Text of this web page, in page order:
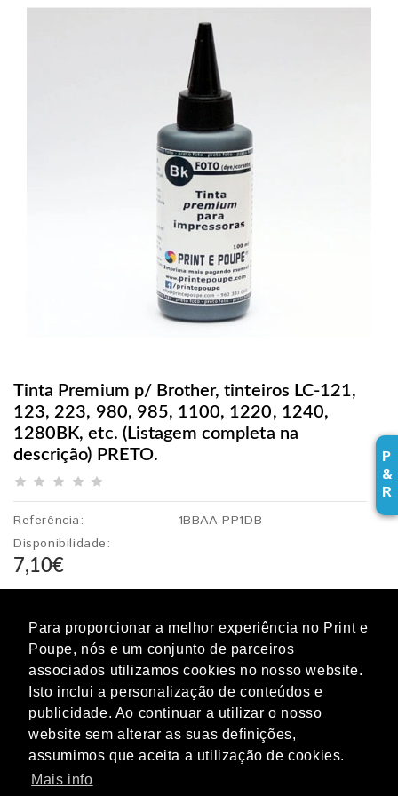
Para proporcionar a melhor experiência no Print e
Poupe, nós e um conjunto de parceiros
associados utilizamos cookies no nosso website.
Isto inclui a personalização de conteúdos e
publicidade. Ao continuar a utilizar o nosso
website sem alterar as suas definições,
assumimos que aceita a utilização de cookies.
Mais info
Tinta Premium p/ Brother, tinteiros LC-121,
123, 223, 980, 985, 1100, 1220, 1240,
1280BK, etc. (Listagem completa na
descrição) PRETO.
Referência:
1BBAA-PP1DB
Disponibilidade:
7,10€
Opcões disponíveis
Qual a capacidade?
100 ML
1 LITRO
Se é para tinteiros recarregáveis pretende agulhas
para o abastecimento?
P
&
R